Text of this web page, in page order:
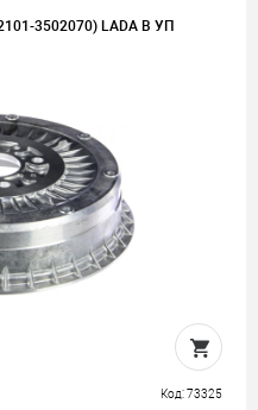
3502070) LADA В УП
Код: 73325